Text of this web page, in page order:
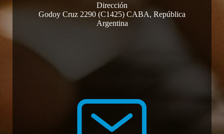
Dirección
Godoy Cruz 2290 (C1425) CABA, República
Argentina